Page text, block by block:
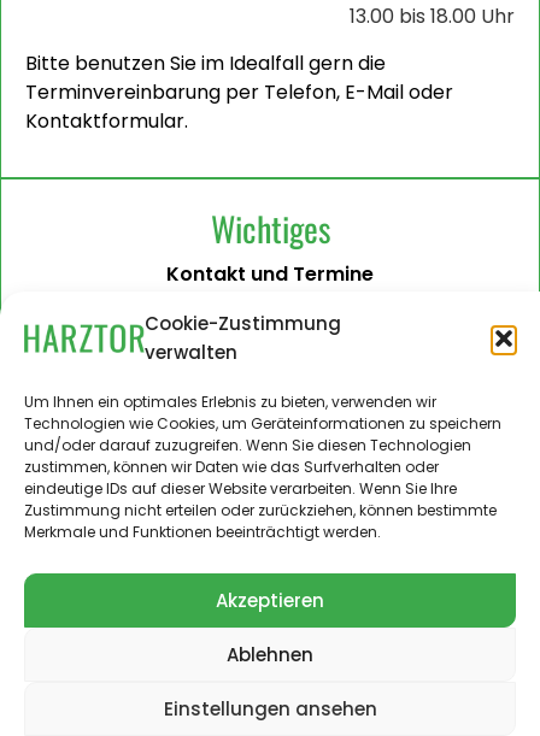
Cookie-Zustimmung
verwalten
Um Ihnen ein optimales Erlebnis zu bieten, verwenden wir
Technologien wie Cookies, um Geräteinformationen zu speichern
und/oder darauf zuzugreifen. Wenn Sie diesen Technologien
zustimmen, können wir Daten wie das Surfverhalten oder
eindeutige IDs auf dieser Website verarbeiten. Wenn Sie Ihre
Zustimmung nicht erteilen oder zurückziehen, können bestimmte
Merkmale und Funktionen beeinträchtigt werden.
Akzeptieren
Ablehnen
Einstellungen ansehen
13.00 bis 18.00 Uhr
Bitte benutzen Sie im Idealfall gern die
Terminvereinbarung per Telefon, E-Mail oder
Kontaktformular.
Wichtiges
Kontakt und Termine
Barrierefreiheit
Impressum
Datenschutzerklärung
Administration
Harztor.de als Web-App
auf
iPhone und Android
© 2024 – 2026 Landgemeinde Harztor. Alle Rechte
vorbehalten.